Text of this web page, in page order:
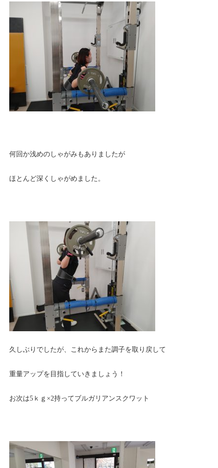
何回か浅めのしゃがみもありましたが
ほとんど深くしゃがめました。
久しぶりでしたが、これからまた調子を取り戻して
重量アップを目指していきましょう！
お次は5ｋｇ×2持ってブルガリアンスクワット